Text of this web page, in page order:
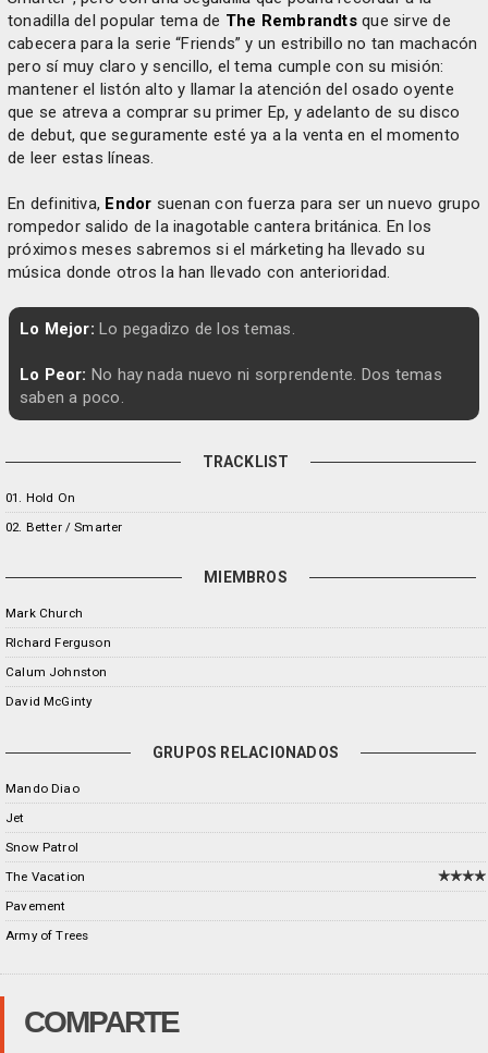
tonadilla del popular tema de The Rembrandtsque sirve de
cabecera para la serie “Friends” y un estribillo no tan machacón
pero sí muy claro y sencillo, el tema cumple con su misión:
mantener el listón alto y llamar la atención del osado oyente
que se atreva a comprar su primer Ep, y adelanto de su disco
de debut, que seguramente esté ya a la venta en el momento
de leer estas líneas.
En definitiva, Endor suenan con fuerza para ser un nuevo grupo
rompedor salido de la inagotable cantera británica. En los
próximos meses sabremos si el márketing ha llevado su
música donde otros la han llevado con anterioridad.
Lo Mejor: Lo pegadizo de los temas.
Lo Peor: No hay nada nuevo ni sorprendente. Dos temas
saben a poco.
TRACKLIST
01. Hold On
02. Better / Smarter
MIEMBROS
Mark Church
RIchard Ferguson
Calum Johnston
David McGinty
GRUPOS RELACIONADOS
Mando Diao
Jet
Snow Patrol
The Vacation
Pavement
Army of Trees
COMPARTE